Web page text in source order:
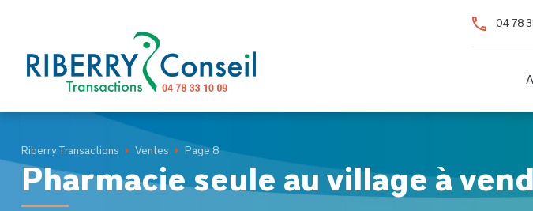
04 78
Riberry Transactions Ventes Page 8
Pharmacie seule au village à